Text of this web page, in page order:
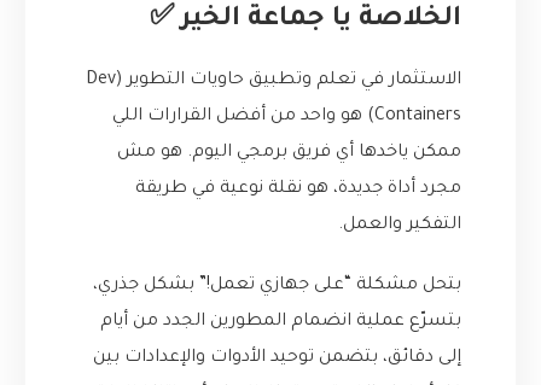
الخلاصة يا جماعة الخير ✅
الاستثمار في تعلم وتطبيق حاويات التطوير (Dev
Containers) هو واحد من أفضل القرارات اللي
ممكن ياخدها أي فريق برمجي اليوم. هو مش
مجرد أداة جديدة، هو نقلة نوعية في طريقة
التفكير والعمل.
بتحل مشكلة “على جهازي تعمل!” بشكل جذري،
بتسرّع عملية انضمام المطورين الجدد من أيام
إلى دقائق، بتضمن توحيد الأدوات والإعدادات بين